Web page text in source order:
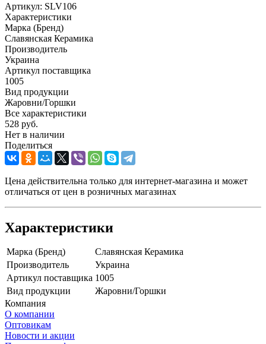
Артикул: SLV106
Характеристики
Марка (Бренд)
Славянская Керамика
Производитель
Украина
Артикул поставщика
1005
Вид продукции
Жаровни/Горшки
Все характеристики
528 руб.
Нет в наличии
Поделиться
Цена действительна только для интернет-магазина и может
отличаться от цен в розничных магазинах
Характеристики
Марка (Бренд)
Славянская Керамика
Производитель
Украина
Артикул поставщика 1005
Вид продукции
Жаровни/Горшки
Компания
О компании
Оптовикам
Новости и акции